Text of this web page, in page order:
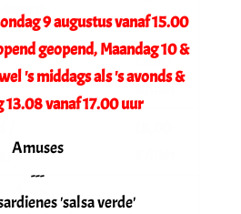
€/liter
12,00
€/liter
/ toast
9 augustus vanaf 15.00
geopend, Maandag 10 &
's middags als 's avonds &
13.08 vanaf 17.00 uur
Amuses
---
'salsa verde'